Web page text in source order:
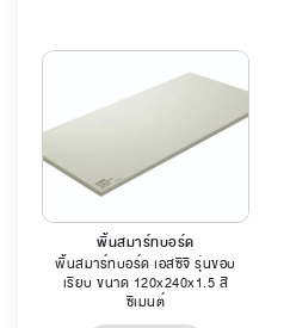
พื้นสมาร์ทบอร์ด
พื้นสมาร์ทบอร์ด เอสซีจี รุ่นขอบ
เรียบ ขนาด 120x240x1.5 สี
ซีเมนต์